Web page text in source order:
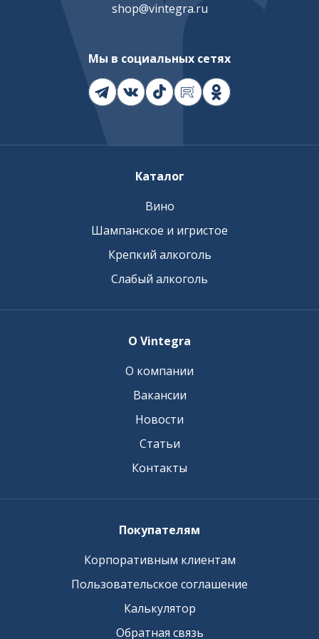
shop@vintegra.ru
Мы в социальных сетях
Каталог
Вино
Шампанское и игристое
Крепкий алкоголь
Слабый алкоголь
О Vintegra
О компании
Вакансии
Новости
Статьи
Контакты
Покупателям
Корпоративным клиентам
Пользовательское соглашение
Калькулятор
Обратная связь